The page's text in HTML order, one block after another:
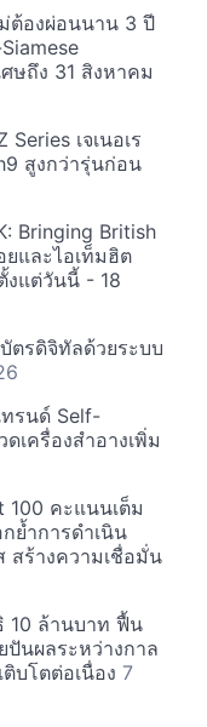
ต้องผ่อนนาน 3 ปี
ษถึง 31 สิงหาคม
เจเนอเร
สูงกว่ารุ่นก่อน
Bringing British
และไอเท็มฮิต
งแต่วันนี้ - 18
ตรดิจิทัลด้วยระบบ
รนด์ Self-
เครื่องสำอางเพิ่ม
100 คะแนนเต็ม
ย้ำการดำเนิน
สร้างความเชื่อมั่น
10 ล้านบาท ฟื้น
ปันผลระหว่างกาล
บโตต่อเนื่อง 7